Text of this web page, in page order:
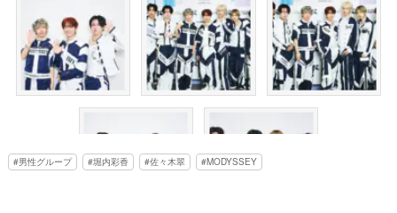
男性グループ 堀内彩香 佐々木翠 MODYSSEY